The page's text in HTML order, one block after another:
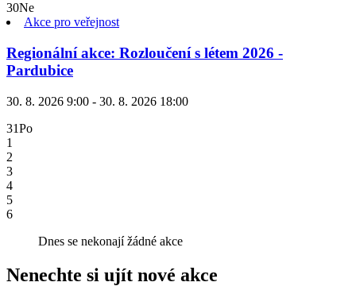
30Ne
Akce pro veřejnost
Regionální akce: Rozloučení s létem 2026 -
Pardubice
30. 8. 2026 9:00 - 30. 8. 2026 18:00
31Po
1
2
3
4
5
6
Dnes se nekonají žádné akce
Nenechte si ujít nové akce